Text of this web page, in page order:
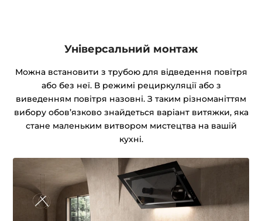
Універсальний монтаж
Можна встановити з трубою для відведення повітря
або без неї. В режимі рециркуляції або з
виведенням повітря назовні. З таким різноманіттям
вибору обов’язково знайдеться варіант витяжки, яка
стане маленьким витвором мистецтва на вашій
кухні.